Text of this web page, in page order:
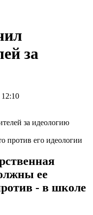
за
против его идеологии
ее
- в школе